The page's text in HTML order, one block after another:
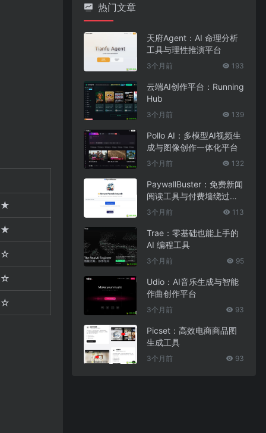
热门文章
天府Agent：AI 命理分析
工具与理性推演平台
3个月前 193
云端AI创作平台：Running
Hub
3个月前 139
Pollo AI：多模型AI视频生
成与图像创作一体化平台
3个月前 132
PaywallBuster：免费新闻
阅读工具与付费墙绕过助
手
3个月前 113
Trae：零基础也能上手的
AI 编程工具
3个月前 95
Udio：AI音乐生成与智能
作曲创作平台
3个月前 93
Picset：高效电商商品图
生成工具
3个月前 93